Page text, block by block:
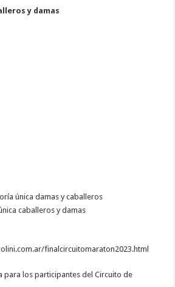
y damas
única damas y caballeros
caballeros y damas
finalcircuitomaraton2023.html
para los participantes del Circuito de